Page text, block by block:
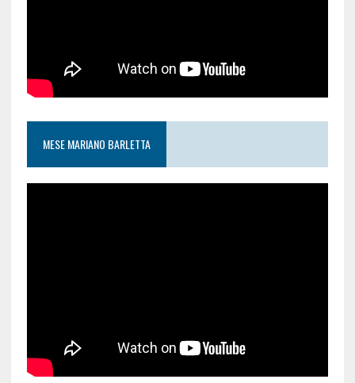
MESE MARIANO BARLETTA